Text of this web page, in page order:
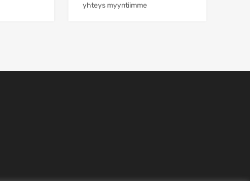
yhteys myyntiimme